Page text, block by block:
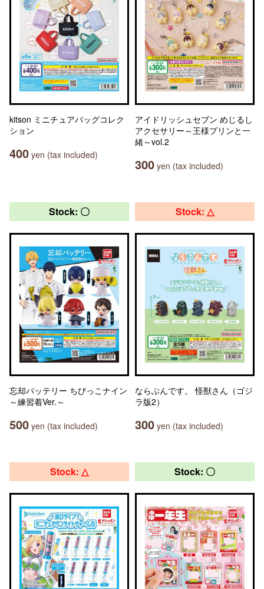
kitson ミニチュアバッグコレク
ション
400 yen (tax included)
アイドリッシュセブン めじるし
アクセサリー～王様プリンと一
緒～vol.2
300 yen (tax included)
Stock: 〇
忘却バッテリー ちびっこナイン
～練習着Ver.～
500 yen (tax included)
Stock: △
ならぶんです。 怪獣さん（ゴジ
ラ版2）
300 yen (tax included)
Stock: △ Stock: 〇